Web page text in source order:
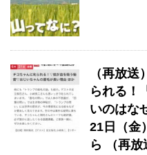
（再放
られる！
いのはな
21日（金
ら （再